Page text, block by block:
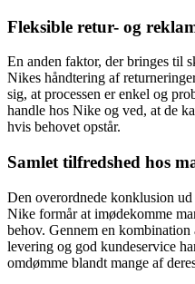
Fleksible retur- og
En anden faktor, der bringes til
Nikes håndtering af
sig, at processen er enkel og
handle hos Nike og ved, at de
hvis behovet opstår.
Samlet tilfredshed hos
Den overordnede konklusion
Nike formår at imødekomme
behov. Gennem en
levering og god kundeservice
omdømme blandt mange af